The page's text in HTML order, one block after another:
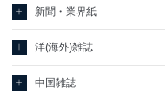
新聞・業界紙
洋(海外)雑誌
中国雑誌